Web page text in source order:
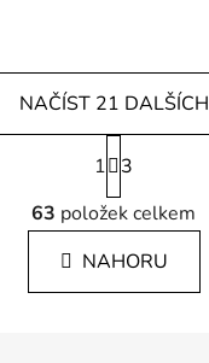
O
v
l
á
d
NAČÍST 21 DALŠÍCH
S
t
r
á
n
k
1
3
63 položek celkem
NAHORU